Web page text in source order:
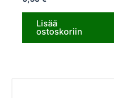
Lisää
ostoskoriin